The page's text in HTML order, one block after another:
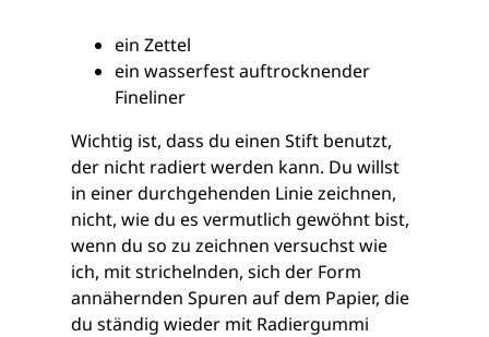
ein Zettel
ein wasserfest auftrocknender
Fineliner
Wichtig ist, dass du einen Stift benutzt,
der nicht radiert werden kann. Du willst
in einer durchgehenden Linie zeichnen,
nicht, wie du es vermutlich gewöhnt bist,
wenn du so zu zeichnen versuchst wie
ich, mit strichelnden, sich der Form
annähernden Spuren auf dem Papier, die
du ständig wieder mit Radiergummi